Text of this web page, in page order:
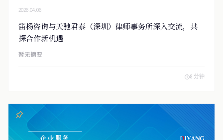
2026.04.06
笛杨咨询与天驰君泰（深圳）律师事务所深入交流，共
探合作新机遇
暂无摘要
8 分钟